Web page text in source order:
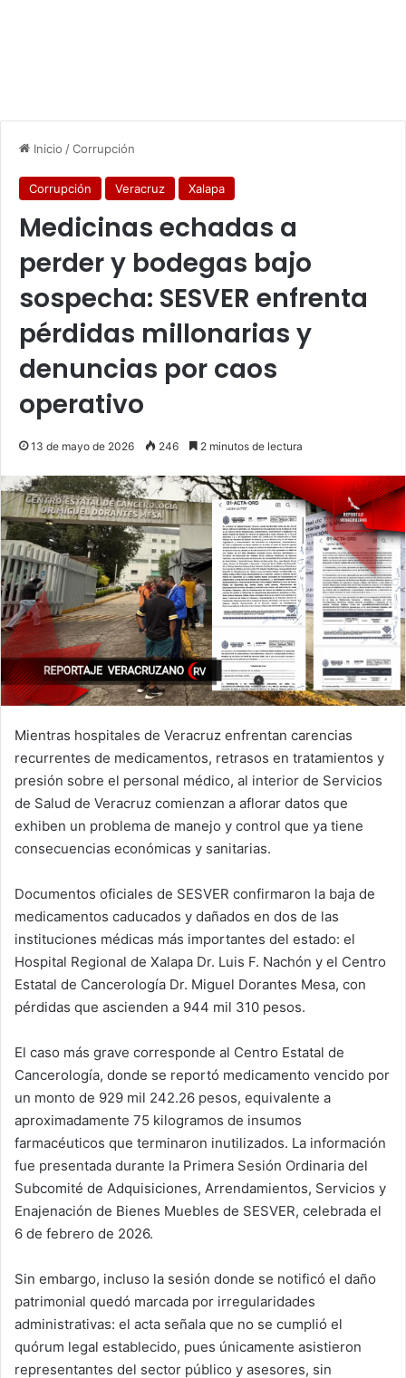
Inicio /Corrupción
Corrupción Veracruz Xalapa
Medicinas echadas a
perder y bodegas bajo
sospecha: SESVER enfrenta
pérdidas millonarias y
denuncias por caos
operativo
13 de mayo de 2026 246 2 minutos de lectura
Mientras hospitales de Veracruz enfrentan carencias
recurrentes de medicamentos, retrasos en tratamientos y
presión sobre el personal médico, al interior de Servicios
de Salud de Veracruz comienzan a aflorar datos que
exhiben un problema de manejo y control que ya tiene
consecuencias económicas y sanitarias.
Documentos oficiales de SESVER confirmaron la baja de
medicamentos caducados y dañados en dos de las
instituciones médicas más importantes del estado: el
Hospital Regional de Xalapa Dr. Luis F. Nachón y el Centro
Estatal de Cancerología Dr. Miguel Dorantes Mesa, con
pérdidas que ascienden a 944 mil 310 pesos.
El caso más grave corresponde al Centro Estatal de
Cancerología, donde se reportó medicamento vencido por
un monto de 929 mil 242.26 pesos, equivalente a
aproximadamente 75 kilogramos de insumos
farmacéuticos que terminaron inutilizados. La información
fue presentada durante la Primera Sesión Ordinaria del
Subcomité de Adquisiciones, Arrendamientos, Servicios y
Enajenación de Bienes Muebles de SESVER, celebrada el
6 de febrero de 2026.
Sin embargo, incluso la sesión donde se notificó el daño
patrimonial quedó marcada por irregularidades
administrativas: el acta señala que no se cumplió el
quórum legal establecido, pues únicamente asistieron
representantes del sector público y asesores, sin